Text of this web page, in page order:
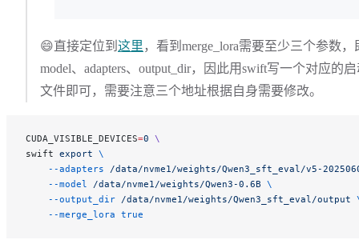
😄直接定位到 这里 ，看到merge_lora需要至少三个参数，
model、adapters、output_dir，因此用swift写一个对应的
文件即可，需要注意三个地址根据自身需要修改。
CUDA_VISIBLE_DEVICES=0 \
swift export \
    --adapters
/data/nvme1/weights/Qwen3_sft_eval/v5-
    --model
/data/nvme1/weights/Qwen3-0.6B \
    --output_dir
/data/nvme1/weights/Qwen3_sft_eval/output
    --merge_lora
true